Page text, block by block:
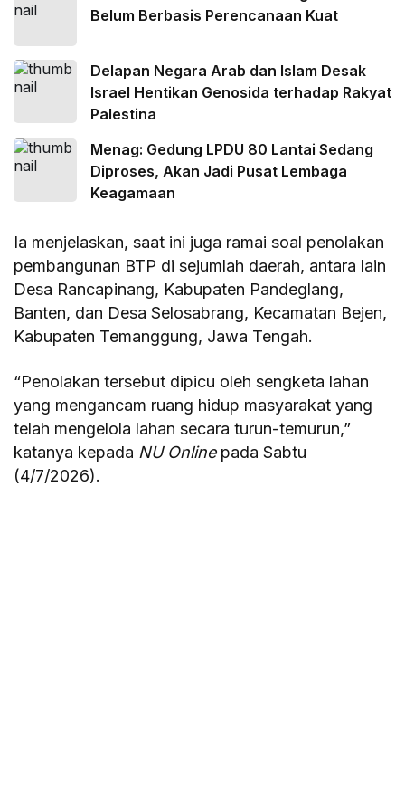
Belum Berbasis Perencanaan Kuat
Delapan Negara Arab dan Islam Desak
Israel Hentikan Genosida terhadap Rakyat
Palestina
Menag: Gedung LPDU 80 Lantai Sedang
Diproses, Akan Jadi Pusat Lembaga
Keagamaan
Ia menjelaskan, saat ini juga ramai soal penolakan
pembangunan BTP di sejumlah daerah, antara lain
Desa Rancapinang, Kabupaten Pandeglang,
Banten, dan Desa Selosabrang, Kecamatan Bejen,
Kabupaten Temanggung, Jawa Tengah.
“Penolakan tersebut dipicu oleh sengketa lahan
yang mengancam ruang hidup masyarakat yang
telah mengelola lahan secara turun-temurun,”
katanya kepada NU Onlinepada Sabtu
(4/7/2026).